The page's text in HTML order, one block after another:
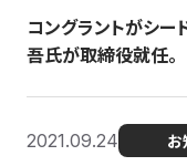
コングラントがシー
吾氏が取締役就任。
2021.09.24 お